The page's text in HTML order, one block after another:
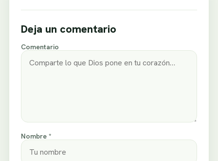
Deja un comentario
Comentario
Nombre *